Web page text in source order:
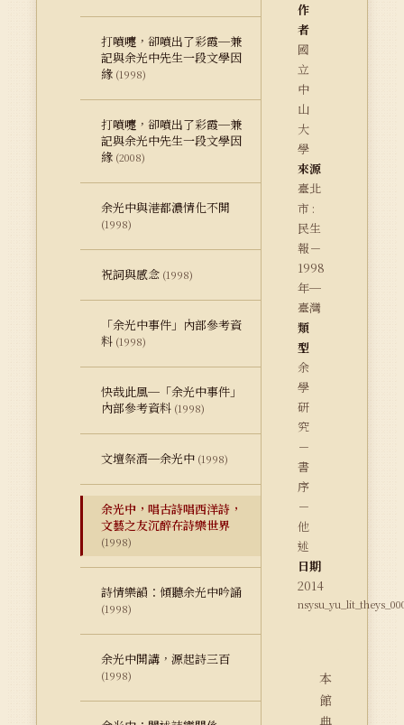
打噴嚏，卻噴出了彩霞─兼
記與余光中先生一段文學因
緣 (1998)
打噴嚏，卻噴出了彩霞─兼
記與余光中先生一段文學因
緣 (2008)
余光中與港都濃情化不開
(1998)
祝詞與感念 (1998)
「余光中事件」內部參考資
料 (1998)
快哉此風─「余光中事件」
內部參考資料 (1998)
文壇祭酒─余光中 (1998)
余光中，唱古詩唱西洋詩，
文藝之友沉醉在詩樂世界
(1998)
詩情樂韻：傾聽余光中吟誦
(1998)
余光中開講，源起詩三百
(1998)
作
者
國
立
中
山
大
學
來源
臺北
市 :
民生
報－
1998
年─
臺灣
類
型
余
學
研
究
－
書
序
－
他
述
日期
2014
本
館
典